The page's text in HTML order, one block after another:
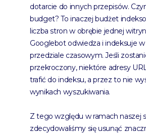
dotarcie do innych przepisów.
budget? To inaczej budżet
liczba stron w obrębie jednej
Googlebot odwiedza i indeksuje
przedziale czasowym. Jeśli
przekroczony, niektóre adresy
trafić do indeksu, a przez to nie
wynikach wyszukiwania.
Z tego względu w ramach naszej
zdecydowaliśmy się usunąć